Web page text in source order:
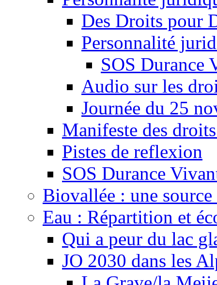
Des Droits pour
Personnalité
SOS Durance
Audio sur les
Journée du 25
Manifeste des
Pistes de reflexion
SOS Durance
Biovallée : une
Eau : Répartition et
Qui a peur du lac
JO 2030 dans les